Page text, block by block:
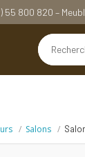
55 800 820 –
Salons